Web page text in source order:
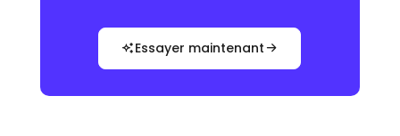
Essayer maintenant